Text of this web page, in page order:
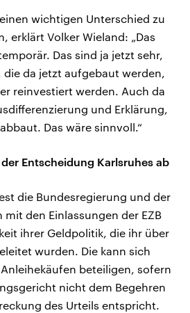
wichtigen Unterschied zu
erklärt Volker Wieland: „Das
Das sind ja jetzt sehr,
die da jetzt aufgebaut werden,
reinvestiert werden. Auch da
und Erklärung,
Das wäre sinnvoll.“
Entscheidung Karlsruhes ab
die Bundesregierung und der
den Einlassungen der EZB
ihrer Geldpolitik, die ihr über
wurden. Die kann sich
beteiligen, sofern
nicht dem Begehren
des Urteils entspricht.